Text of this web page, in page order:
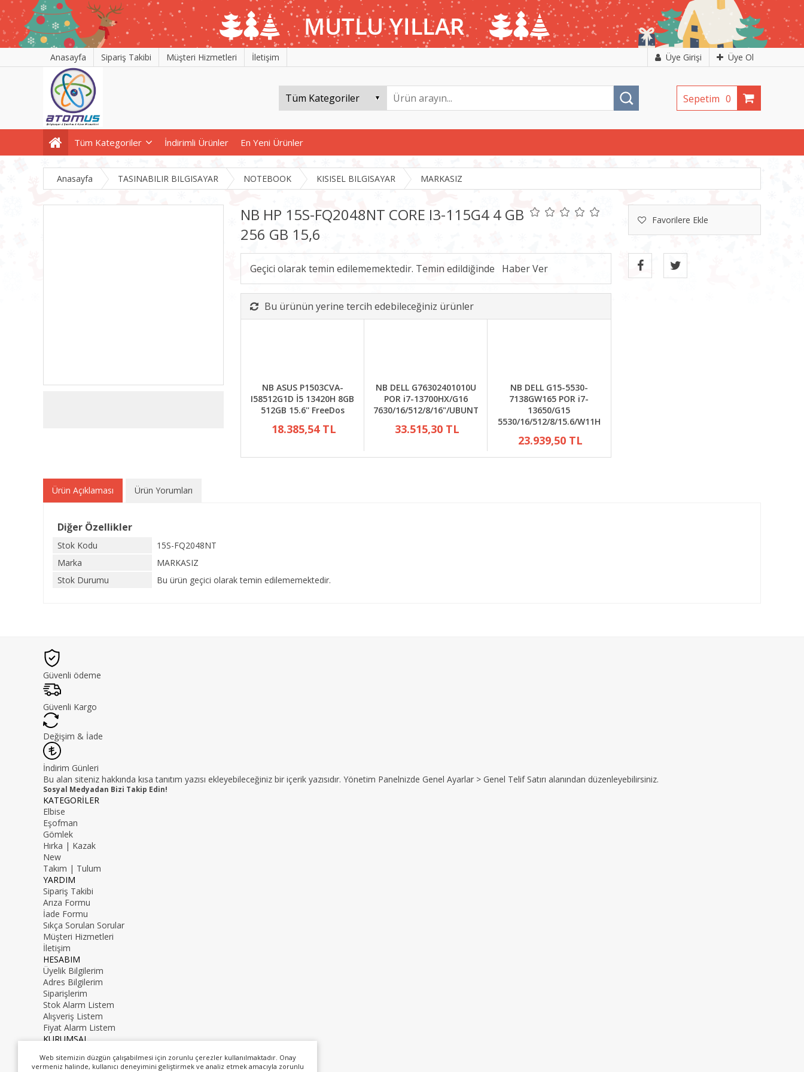
Anasayfa Sipariş Takibi Müşteri Hizmetleri İletişim Üye Girişi Üye Ol
Sepetim 0
Tüm Kategoriler İndirimli Ürünler En Yeni Ürünler
Web sitemizin düzgün çalışabilmesi için zorunlu çerezler kullanılmaktadır. Onay
vermeniz halinde, kullanıcı deneyimini geliştirmek ve analiz etmek amacıyla zorunlu
Anasayfa TASINABILIR BILGISAYAR NOTEBOOK KISISEL BILGISAYAR MARKASIZ
NB HP 15S-FQ2048NT CORE I3-115G4 4 GB
256 GB 15,6
Favorilere Ekle
Geçici olarak temin edilememektedir. Temin edildiğinde
Bu ürünün yerine tercih edebileceğiniz ürünler
NB ASUS P1503CVA-
I58512G1D İ5 13420H 8GB
512GB 15.6'' FreeDos
18.385,54 TL
NB DELL G76302401010U
POR i7-13700HX/G16
7630/16/512/8/16"/UBUNTU
33.515,30 TL
NB DELL G15-5530-
7138GW165 POR i7-
13650/G15
5530/16/512/8/15.6/W11H
23.939,50 TL
Ürün Açıklaması Ürün Yorumları
Diğer Özellikler
Stok Kodu
15S-FQ2048NT
Marka
MARKASIZ
Stok Durumu
Bu ürün geçici olarak temin edilememektedir.
Güvenli ödeme
Güvenli Kargo
Değişim & İade
İndirim Günleri
Bu alan siteniz hakkında kısa tanıtım yazısı ekleyebileceğiniz bir içerik yazısıdır. Yönetim Panelnizde Genel Ayarlar > Genel Telif Satırı alanından düzenleyebilirsiniz.
Sosyal Medyadan Bizi Takip Edin!
KATEGORİLER
Elbise
Eşofman
Gömlek
Hırka | Kazak
New
Takım | Tulum
YARDIM
Sipariş Takibi
Arıza Formu
İade Formu
Sıkça Sorulan Sorular
Müşteri Hizmetleri
İletişim
HESABIM
Üyelik Bilgilerim
Adres Bilgilerim
Siparişlerim
Stok Alarm Listem
Alışveriş Listem
Fiyat Alarm Listem
KURUMSAL
Hakkımızda